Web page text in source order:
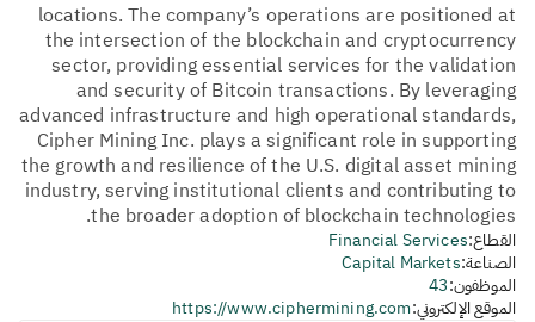
locations. The company’s operations are positioned at
the intersection of the blockchain and cryptocurrency
sector, providing essential services for the validation
and security of Bitcoin transactions. By leveraging
advanced infrastructure and high operational standards,
Cipher Mining Inc. plays a significant role in supporting
the growth and resilience of the U.S. digital asset mining
industry, serving institutional clients and contributing to
the broader adoption of blockchain technologies.
القطاع:Financial Services
الصناعة:Capital Markets
الموظفون:43
الموقع الإلكتروني:https://www.ciphermining.com